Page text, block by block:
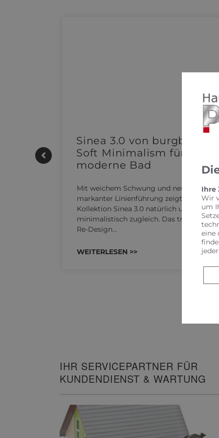
Sinea 3.0 von burgbad:
Soft Minimalism für das
moderne Bad
Mit weichem Schwung und neuer,
markanter Linienführung zeigt sich die
Kollektion Sinea 3.0 natürlich und
minimalistisch zugleich. Das trendige
Re-Design…
WEITERLESEN >>
IHR SERVICEPARTNER FÜR
KUNDENDIENST & WARTUNG
Ihre
Wir
um
eine